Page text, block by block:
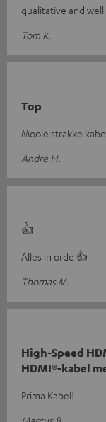
qualitative and well
Tom K.
Top
Mooie strakke
Andre H.
👍
Alles in orde 👍
Thomas M.
High-Speed
HDMI®-kabel
Prima Kabel!